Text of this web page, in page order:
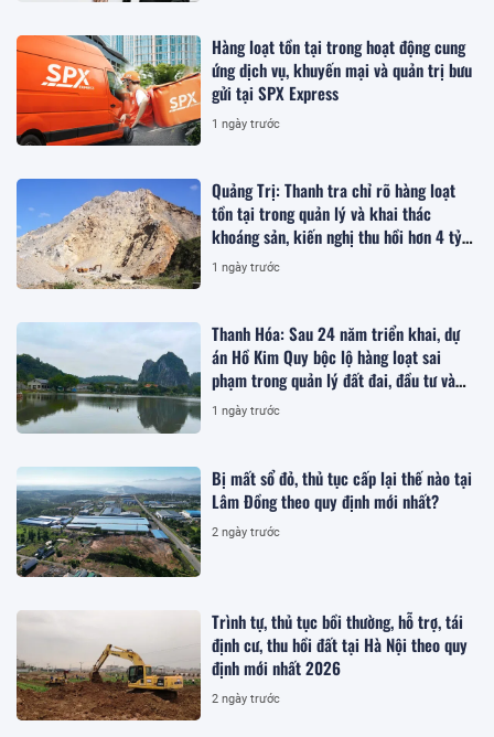
Hàng loạt tồn tại trong hoạt động cung
ứng dịch vụ, khuyến mại và quản trị bưu
gửi tại SPX Express
1 ngày trước
Quảng Trị: Thanh tra chỉ rõ hàng loạt
tồn tại trong quản lý và khai thác
khoáng sản, kiến nghị thu hồi hơn 4 tỷ
đồng
1 ngày trước
Thanh Hóa: Sau 24 năm triển khai, dự
án Hồ Kim Quy bộc lộ hàng loạt sai
phạm trong quản lý đất đai, đầu tư và
quy hoạch
1 ngày trước
Bị mất sổ đỏ, thủ tục cấp lại thế nào tại
Lâm Đồng theo quy định mới nhất?
2 ngày trước
Trình tự, thủ tục bồi thường, hỗ trợ, tái
định cư, thu hồi đất tại Hà Nội theo quy
định mới nhất 2026
2 ngày trước